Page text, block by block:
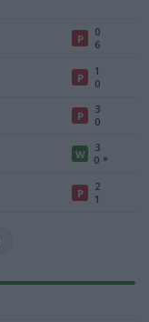
P
0
6
P
1
0
P
3
0
W
3
0 *
P
2
1